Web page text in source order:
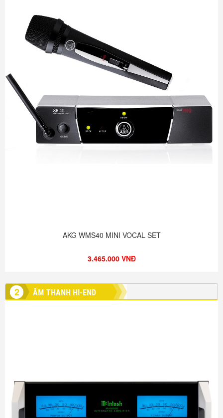
AKG WMS40 MINI VOCAL SET
3.465.000 VNĐ
2 ÂM THANH HI-END